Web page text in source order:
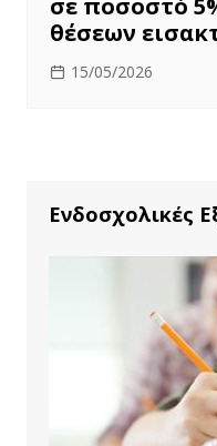
σε ποσοστό
θέσεων
15/05/2026
Ενδοσχολικές